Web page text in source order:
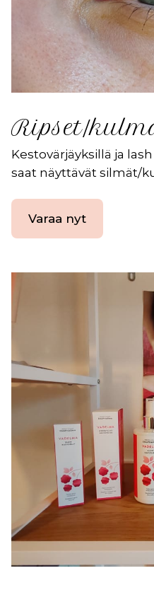
Ripset/
Kestovärjäyksillä ja
saat näyttävät silmät/
Varaa nyt